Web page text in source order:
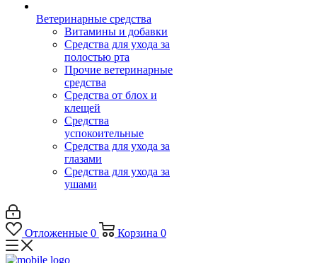
Ветеринарные средства
Витамины и добавки
Средства для ухода за
полостью рта
Прочие ветеринарные
средства
Средства от блох и
клещей
Средства
успокоительные
Средства для ухода за
глазами
Средства для ухода за
ушами
Отложенные 0 Корзина 0